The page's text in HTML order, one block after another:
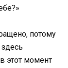
потому
этот момент